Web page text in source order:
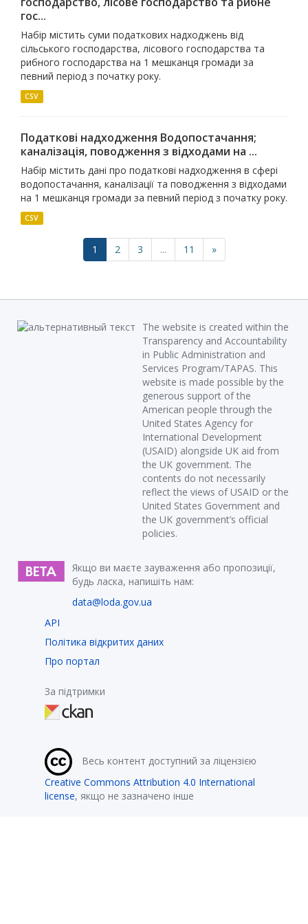
гос...
Набір містить суми податкових надходжень від
сільського господарства, лісового господарства та
рибного господарства на 1 мешканця громади за
певний період з початку року.
CSV
Податкові надходження Водопостачання;
каналiзацiя, поводження з вiдходами на ...
Набір містить дані про податкові надходження в сфері
водопостачання, каналізації та поводження з відходами
на 1 мешканця громади за певний період з початку року.
CSV
1 2 3 ... 11 »
The website is created within the
Transparency and Accountability
in Public Administration and
Services Program/TAPAS. This
website is made possible by the
generous support of the
American people through the
United States Agency for
International Development
(USAID) alongside UK aid from
the UK government. The
contents do not necessarily
reflect the views of USAID or the
United States Government and
the UK government’s official
policies.
Якщо ви маєте зауваження або пропозиції,
будь ласка, напишіть нам:
data@loda.gov.ua
API
Політика відкритих даних
Про портал
За підтримки
Весь контент доступний за ліцензією
Creative Commons Attribution 4.0 International
license, якщо не зазначено інше